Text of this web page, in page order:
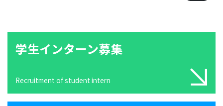
学生インターン募集
Recruitment of student intern